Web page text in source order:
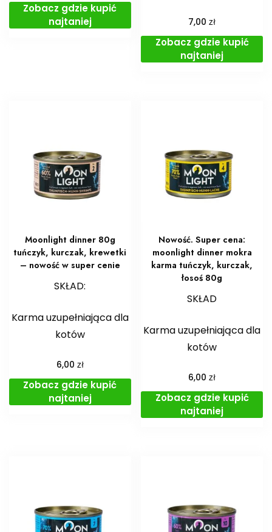
Zobacz gdzie kupić
najtaniej
7,00zł
Zobacz gdzie kupić
najtaniej
Moonlight dinner 80g
tuńczyk, kurczak, krewetki
– nowość w super cenie
SKŁAD:
Karma uzupełniająca dla
kotów
6,00 zł
Zobacz gdzie kupić
najtaniej
Nowość. Super cena:
moonlight dinner mokra
karma tuńczyk, kurczak,
łosoś 80g
SKŁAD
Karma uzupełniająca dla
kotów
6,00zł
Zobacz gdzie kupić
najtaniej